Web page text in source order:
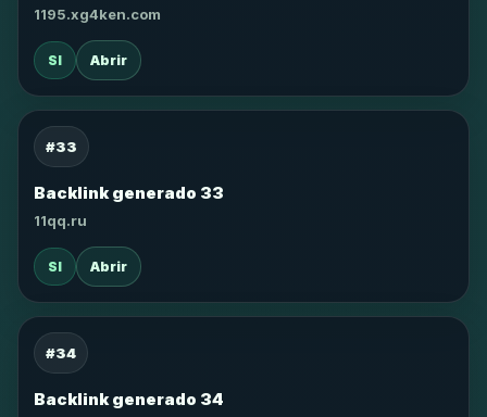
1195.xg4ken.com
SI Abrir
#33
Backlink generado 33
11qq.ru
SI Abrir
#34
Backlink generado 34